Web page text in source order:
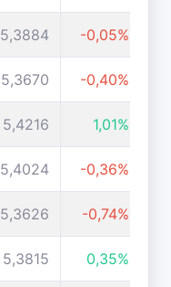
5,3884 -0,05%
5,3670 -0,40%
5,4216 1,01%
5,4024 -0,36%
5,3626 -0,74%
5,3815 0,35%